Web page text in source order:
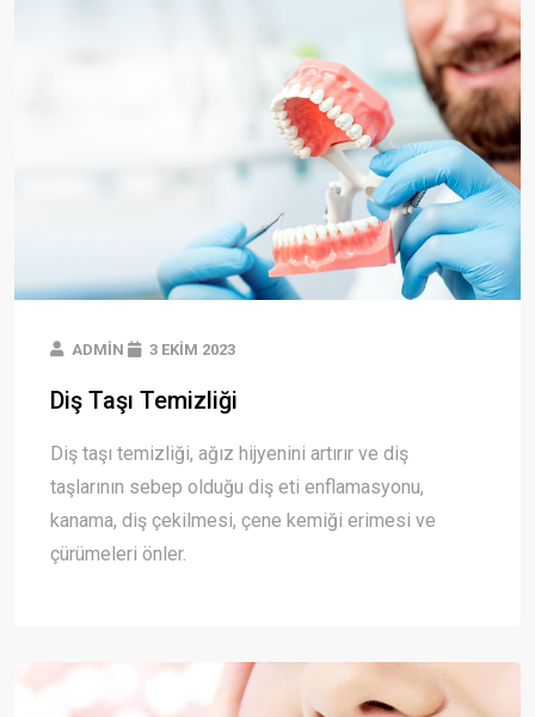
ADMIN 3 EKIM 2023
Diş Taşı Temizliği
Diş taşı temizliği, ağız hijyenini artırır ve diş
taşlarının sebep olduğu diş eti enflamasyonu,
kanama, diş çekilmesi, çene kemiği erimesi ve
çürümeleri önler.